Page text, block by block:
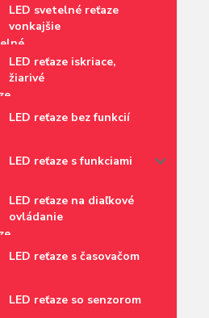
LED svetelné reťaze
vonkajšie
LED reťaze iskriace,
žiarivé
LED reťaze bez funkcií
LED reťaze s funkciami
LED reťaze na diaľkové
ovládanie
LED reťaze s časovačom
LED reťaze so senzorom